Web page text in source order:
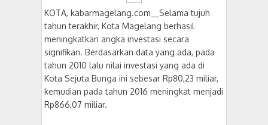
KOTA, kabarmagelang.com__Selama tujuh
tahun terakhir, Kota Magelang berhasil
meningkatkan angka investasi secara
signifikan. Berdasarkan data yang ada, pada
tahun 2010 lalu nilai investasi yang ada di
Kota Sejuta Bunga ini sebesar Rp80,23 miliar,
kemudian pada tahun 2016 meningkat menjadi
Rp866,07 miliar.